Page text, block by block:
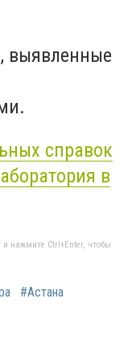
выявленные
справок
в
нажмите Ctrl+Enter, чтобы
#Астана